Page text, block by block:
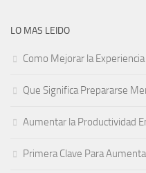
LO MAS LEIDO
Como Mejorar la
Que Significa Prepararse
Aumentar la Productividad
Primera Clave Para